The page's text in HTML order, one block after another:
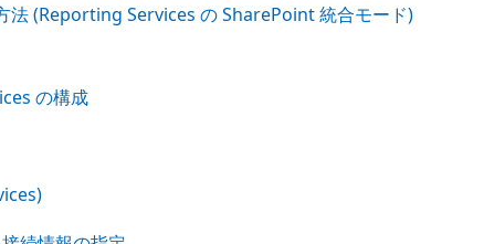
法 (Reporting Services の SharePoint 統合モード)
の構成